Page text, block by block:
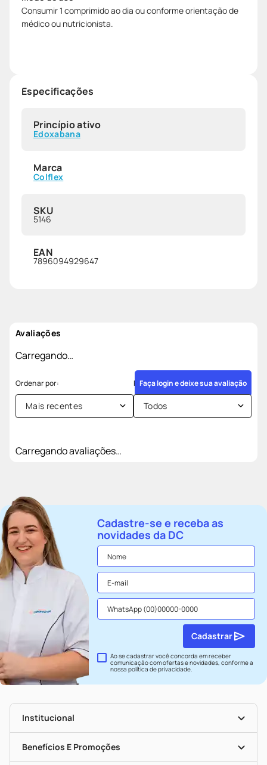
Consumir 1 comprimido ao dia ou conforme orientação de
médico ou nutricionista.
Especificações
Princípio ativo
Edoxabana
Marca
Colflex
SKU
5146
EAN
7896094929647
Avaliações
Carregando…
Faça login e deixe sua avaliação
Mais recentes Todos
Carregando avaliações…
Cadastre-se e receba as
novidades da DC
Ao se cadastrar você concorda em receber
comunicação com ofertas e novidades, conforme a
nossapolítica de privacidade.
Cadastrar
Institucional
História
Nossas Lojas
Benefícios E Promoções